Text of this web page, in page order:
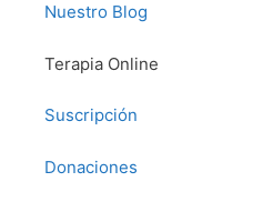
Nuestro Blog
Terapia Online
Suscripción
Donaciones